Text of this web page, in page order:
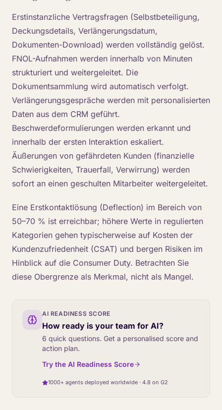
Erstinstanzliche Vertragsfragen (Selbstbeteiligung,
Deckungsdetails, Verlängerungsdatum,
Dokumenten-Download) werden vollständig gelöst.
FNOL-Aufnahmen werden innerhalb von Minuten
strukturiert und weitergeleitet. Die
Dokumentsammlung wird automatisch verfolgt.
Verlängerungsgespräche werden mit personalisierten
Daten aus dem CRM geführt.
Beschwerdeformulierungen werden erkannt und
innerhalb der ersten Interaktion eskaliert.
Äußerungen von gefährdeten Kunden (finanzielle
Schwierigkeiten, Trauerfall, Verwirrung) werden
sofort an einen geschulten Mitarbeiter weitergeleitet.
Eine Erstkontaktlösung (Deflection) im Bereich von
50–70 % ist erreichbar; höhere Werte in regulierten
Kategorien gehen typischerweise auf Kosten der
Kundenzufriedenheit (CSAT) und bergen Risiken im
Hinblick auf die Consumer Duty. Betrachten Sie
diese Obergrenze als Merkmal, nicht als Mangel.
AI READINESS SCORE
How ready is your team for AI?
6 quick questions. Get a personalised score and
action plan.
Try the AI Readiness Score
1000+ agents deployed worldwide · 4.8 on G2